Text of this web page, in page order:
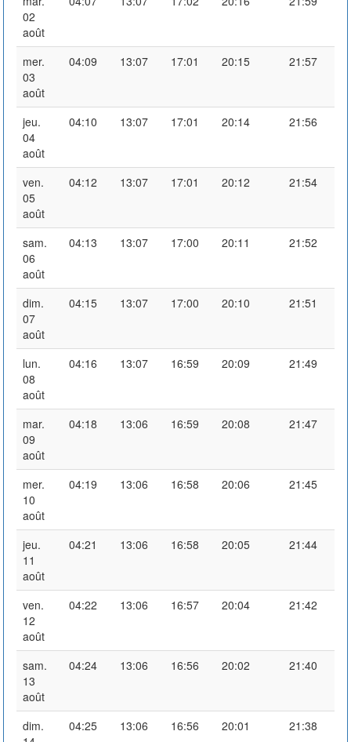
02
août
mer.
03
août
04:09 13:07 17:01 20:15 21:57
jeu.
04
août
04:10 13:07 17:01 20:14 21:56
ven.
05
août
04:12 13:07 17:01 20:12 21:54
sam.
06
août
04:13 13:07 17:00 20:11 21:52
dim.
07
août
04:15 13:07 17:00 20:10 21:51
lun.
08
août
04:16 13:07 16:59 20:09 21:49
mar.
09
août
04:18 13:06 16:59 20:08 21:47
mer.
10
août
04:19 13:06 16:58 20:06 21:45
jeu.
11
août
04:21 13:06 16:58 20:05 21:44
ven.
12
août
04:22 13:06 16:57 20:04 21:42
sam.
13
août
04:24 13:06 16:56 20:02 21:40
dim.
04:25 13:06 16:56 20:01 21:38